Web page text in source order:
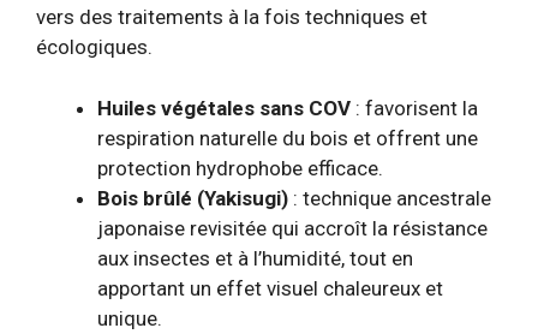
vers des traitements à la fois techniques et
écologiques.
Huiles végétales sans COV : favorisent la
respiration naturelle du bois et offrent une
protection hydrophobe efficace.
Bois brûlé (Yakisugi) : technique ancestrale
japonaise revisitée qui accroît la résistance
aux insectes et à l’humidité, tout en
apportant un effet visuel chaleureux et
unique.